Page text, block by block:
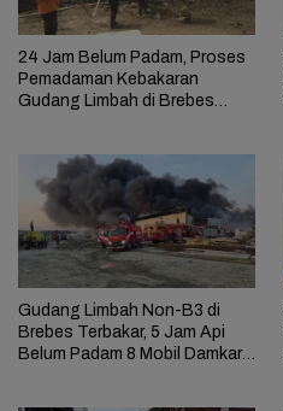
24 Jam Belum Padam, Proses
Pemadaman Kebakaran
Gudang Limbah di Brebes
Gudang Limbah Non-B3 di
Brebes Terbakar, 5 Jam Api
Belum Padam 8 Mobil Damkar